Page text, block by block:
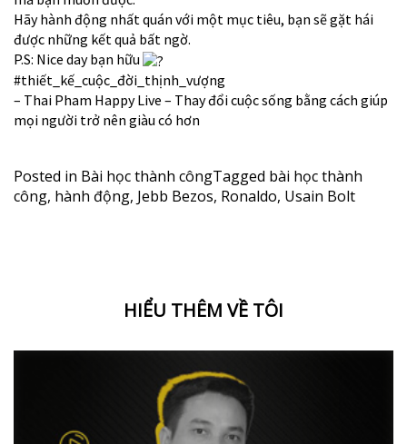
Hãy hành động nhất quán với một mục tiêu, bạn sẽ gặt hái
được những kết quả bất ngờ.
P.S: Nice day bạn hữu
#thiết_kế_cuộc_đời_thịnh_vượng
– Thai Pham Happy Live – Thay đổi cuộc sống bằng cách giúp
mọi người trở nên giàu có hơn
Posted in Bài học thành côngTagged bài học thành
công, hành động, Jebb Bezos, Ronaldo, Usain Bolt
HIỂU THÊM VỀ TÔI